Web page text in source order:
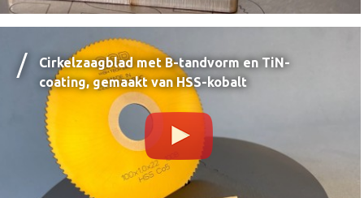
Cirkelzaagblad met B-tandvorm en TiN-
coating, gemaakt van HSS-kobalt